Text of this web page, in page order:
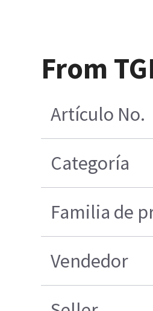
From
Artículo No.
Categoría
Familia de
Vendedor